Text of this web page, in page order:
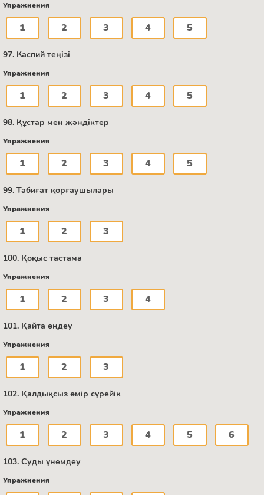
Упражнения
1 2 3 4 5
97. Каспий теңізі
Упражнения
1 2 3 4 5
98. Құстар мен жәндіктер
Упражнения
1 2 3 4 5
99. Табиғат қорғаушылары
Упражнения
1 2 3
100. Қоқыс тастама
Упражнения
1 2 3 4
101. Қайта өңдеу
Упражнения
1 2 3
102. Қалдықсыз өмір сүрейік
Упражнения
1 2 3 4 5 6
103. Суды үнемдеу
Упражнения